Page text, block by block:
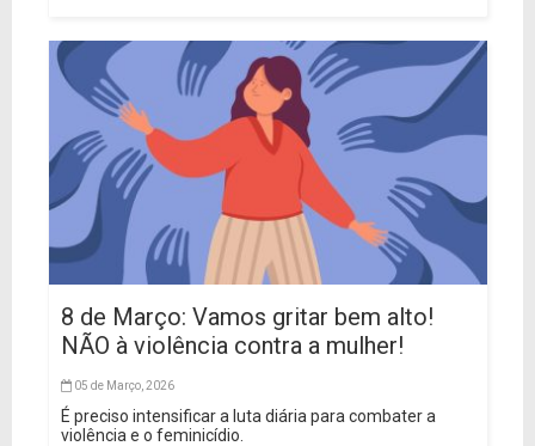
8 de Março: Vamos gritar bem alto!
NÃO à violência contra a mulher!
05 de Março, 2026
É preciso intensificar a luta diária para combater a
violência e o feminicídio.